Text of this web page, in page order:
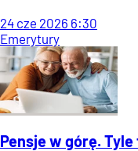
24 cze 2026 6:30
Emerytury
Pensje w górę.